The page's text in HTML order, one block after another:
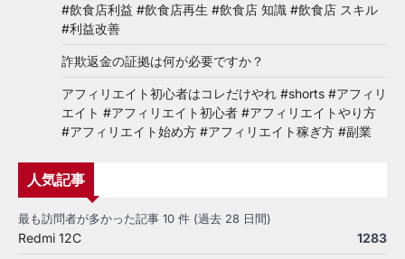
#飲食店利益 #飲食店再生 #飲食店 知識 #飲食店 スキル
#利益改善
詐欺返金の証拠は何が必要ですか？
アフィリエイト初心者はコレだけやれ #shorts #アフィリ
エイト #アフィリエイト初心者 #アフィリエイトやり方
#アフィリエイト始め方 #アフィリエイト稼ぎ方 #副業
人気記事
最も訪問者が多かった記事 10 件 (過去 28 日間)
Redmi 12C 1283